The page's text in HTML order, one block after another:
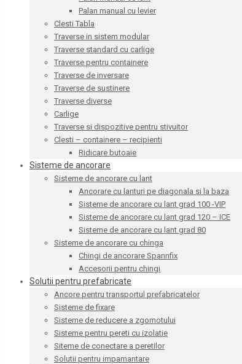
Palan manual cu levier
Clesti Tabla
Traverse in sistem modular
Traverse standard cu carlige
Traverse pentru containere
Traverse de inversare
Traverse de sustinere
Traverse diverse
Carlige
Traverse si dispozitive pentru stivuitor
Clesti – containere – recipienti
Ridicare butoaie
Sisteme de ancorare
Sisteme de ancorare cu lant
Ancorare cu lanturi pe diagonala si la baza
Sisteme de ancorare cu lant grad 100 -VIP
Sisteme de ancorare cu lant grad 120 – ICE
Sisteme de ancorare cu lant grad 80
Sisteme de ancorare cu chinga
Chingi de ancorare Spannfix
Accesorii pentru chingi
Solutii pentru prefabricate
Ancore pentru transportul prefabricatelor
Sisteme de fixare
Sisteme de reducere a zgomotului
Sisteme pentru pereti cu izolatie
Siteme de conectare a peretilor
Solutii pentru impamantare